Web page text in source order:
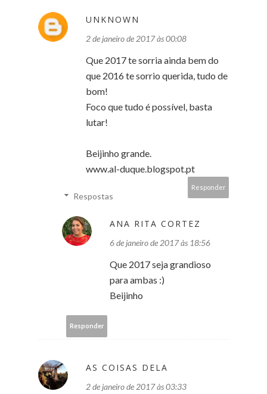
UNKNOWN
2 de janeiro de 2017 às 00:08
Que 2017 te sorria ainda bem do
que 2016 te sorrio querida, tudo de
bom!
Foco que tudo é possível, basta
lutar!
Beijinho grande.
www.al-duque.blogspot.pt
Responder
Respostas
ANA RITA CORTEZ
6 de janeiro de 2017 às 18:56
Que 2017 seja grandioso
para ambas :)
Beijinho
Responder
AS COISAS DELA
2 de janeiro de 2017 às 03:33